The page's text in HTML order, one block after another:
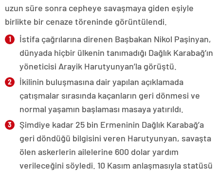
uzun süre sonra cepheye savaşmaya giden eşiyle
birlikte bir cenaze töreninde görüntülendi.
İstifa çağrılarına direnen Başbakan Nikol Paşinyan,
dünyada hiçbir ülkenin tanımadığı Dağlık Karabağ’ın
yöneticisi Arayik Harutyunyan’la görüştü.
İkilinin buluşmasına dair yapılan açıklamada
çatışmalar sırasında kaçanların geri dönmesi ve
normal yaşamın başlaması masaya yatırıldı.
Şimdiye kadar 25 bin Ermeninin Dağlık Karabağ’a
geri döndüğü bilgisini veren Harutyunyan, savaşta
ölen askerlerin ailelerine 600 dolar yardım
verileceğini söyledi. 10 Kasım anlaşmasıyla statüsü